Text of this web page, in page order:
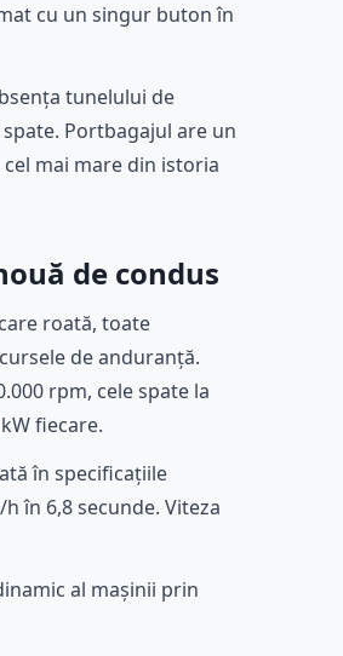
cu un singur buton în
tunelului de
Portbagajul are un
mai mare din istoria
de condus
roată, toate
de anduranță.
rpm, cele spate la
fiecare.
în specificațiile
în 6,8 secunde. Viteza
al mașinii prin